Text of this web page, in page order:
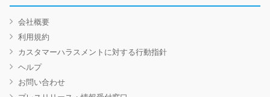
会社概要
利用規約
カスタマーハラスメントに対する行動指針
ヘルプ
お問い合わせ